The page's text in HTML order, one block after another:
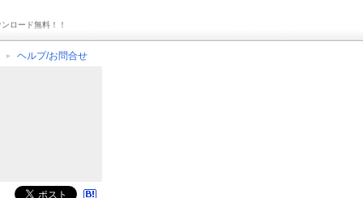
ロード無料！！
ヘルプ/お問合せ